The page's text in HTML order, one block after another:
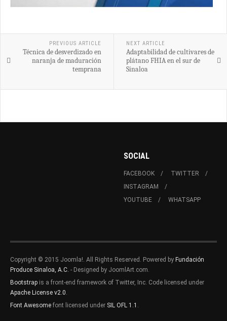
PREVIOUS ARTICLE
Técnica de desverdizado en
naranja de maduración
temprana
NEXT ARTICLE
Adaptabilidad de cultivares de
plátano FHIA en el sur de
Sinaloa
SOCIAL
FACEBOOK
TWITTER
INSTAGRAM
YOUTUBE
WHATSAPP
Copyright © 2015 Joomla!. All Rights Reserved. Powered by Fundación
Produce Sinaloa, A.C. - Designed by JoomlArt.com.
Bootstrap is a front-end framework of Twitter, Inc. Code licensed under
Apache License v2.0.
Font Awesome font licensed under SIL OFL 1.1 .